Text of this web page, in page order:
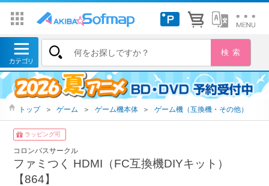
トップ ＞ ゲーム ＞ ゲーム機本体 ＞ ゲーム機（互換機・その他）
ラッピング可
コロンバスサークル
ファミつく HDMI（FC互換機DIYキット）
【864】